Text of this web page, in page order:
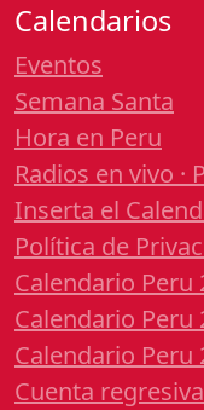
Calendarios
Eventos
Semana Santa
Hora en Peru
Radios en vivo ·
Inserta el
Política de
Calendario Peru
Calendario Peru
Calendario Peru
Cuenta